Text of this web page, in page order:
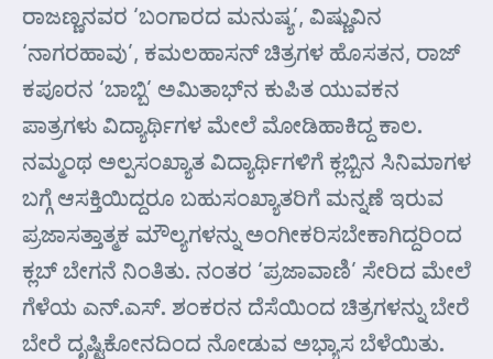
ರಾಜಣ್ಣನವರ ‘ಬಂಗಾರದ ಮನುಷ್ಯ’, ವಿಷ್ಣುವಿನ
‘ನಾಗರಹಾವು’, ಕಮಲಹಾಸನ್ ಚಿತ್ರಗಳ ಹೊಸತನ, ರಾಜ್
ಕಪೂರನ ‘ಬಾಬ್ಬಿ’ ಅಮಿತಾಭ್‌ನ ಕುಪಿತ ಯುವಕನ
ಪಾತ್ರಗಳು ವಿದ್ಯಾರ್ಥಿಗಳ ಮೇಲೆ ಮೋಡಿಹಾಕಿದ್ದ ಕಾಲ.
ನಮ್ಮಂಥ ಅಲ್ಪಸಂಖ್ಯಾತ ವಿದ್ಯಾರ್ಥಿಗಳಿಗೆ ಕ್ಲಬ್ಬಿನ ಸಿನಿಮಾಗಳ
ಬಗ್ಗೆ ಆಸಕ್ತಿಯಿದ್ದರೂ ಬಹುಸಂಖ್ಯಾತರಿಗೆ ಮನ್ನಣೆ ಇರುವ
ಪ್ರಜಾಸತ್ತಾತ್ಮಕ ಮೌಲ್ಯಗಳನ್ನು ಅಂಗೀಕರಿಸಬೇಕಾಗಿದ್ದರಿಂದ
ಕ್ಲಬ್ ಬೇಗನೆ ನಿಂತಿತು. ನಂತರ ‘ಪ್ರಜಾವಾಣಿ’ ಸೇರಿದ ಮೇಲೆ
ಗೆಳೆಯ ಎನ್.ಎಸ್. ಶಂಕರನ ದೆಸೆಯಿಂದ ಚಿತ್ರಗಳನ್ನು ಬೇರೆ
ಬೇರೆ ದೃಷ್ಟಿಕೋನದಿಂದ ನೋಡುವ ಅಭ್ಯಾಸ ಬೆಳೆಯಿತು.